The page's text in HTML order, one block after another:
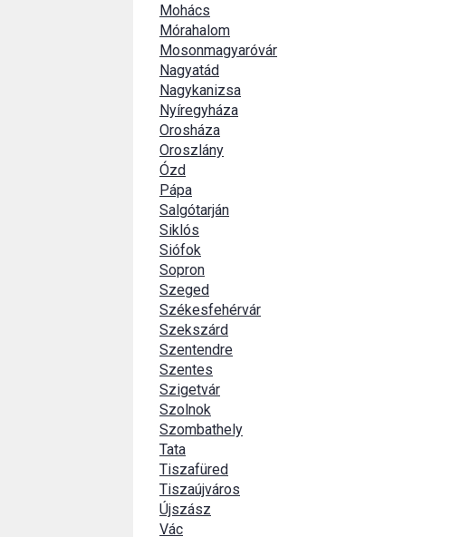
Mohács
Mórahalom
Mosonmagyaróvár
Nagyatád
Nagykanizsa
Nyíregyháza
Orosháza
Oroszlány
Ózd
Pápa
Salgótarján
Siklós
Siófok
Sopron
Szeged
Székesfehérvár
Szekszárd
Szentendre
Szentes
Szigetvár
Szolnok
Szombathely
Tata
Tiszafüred
Tiszaújváros
Újszász
Vác